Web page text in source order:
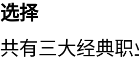
择
有三大经典